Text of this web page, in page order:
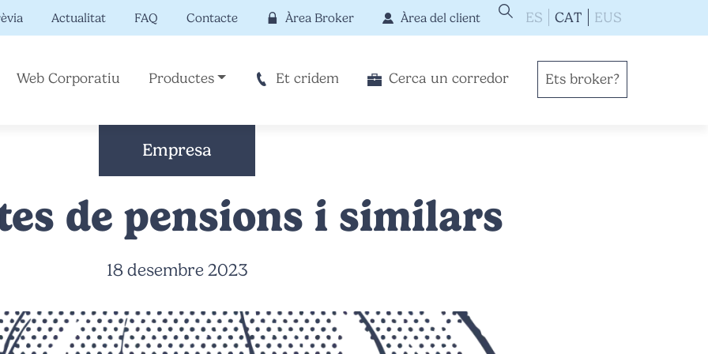
Actualitat FAQ Contacte Àrea Broker Àrea del client ES CAT EUS
Web Corporatiu Productes Et cridem Cerca un corredor Ets broker?
Empresa
de pensions i similars
18 desembre 2023